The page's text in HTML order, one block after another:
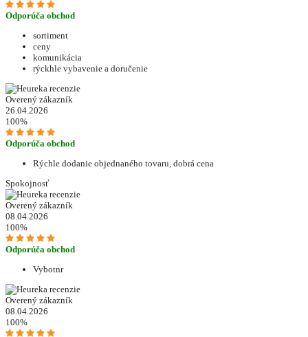
Odporúča obchod
sortiment
ceny
komunikácia
rýckhle vybavenie a doručenie
Overený zákazník
26.04.2026
100%
Odporúča obchod
Rýchle dodanie objednaného tovaru, dobrá cena
Spokojnosť
Overený zákazník
08.04.2026
100%
Odporúča obchod
Vybotnr
Overený zákazník
08.04.2026
100%